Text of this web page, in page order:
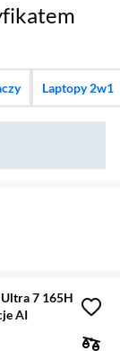
Laptopy 2w1
7 165H
AI